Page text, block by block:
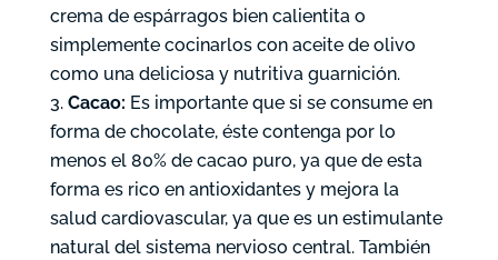
crema de espárragos bien calientita o
simplemente cocinarlos con aceite de olivo
como una deliciosa y nutritiva guarnición.
Cacao: Es importante que si se consume en
forma de chocolate, éste contenga por lo
menos el 80% de cacao puro, ya que de esta
forma es rico en antioxidantes y mejora la
salud cardiovascular, ya que es un estimulante
natural del sistema nervioso central. También